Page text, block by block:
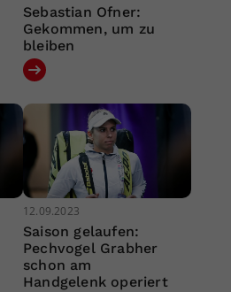
Sebastian Ofner:
Gekommen, um zu
bleiben
12.09.2023
Saison gelaufen:
Pechvogel Grabher
schon am
Handgelenk operiert